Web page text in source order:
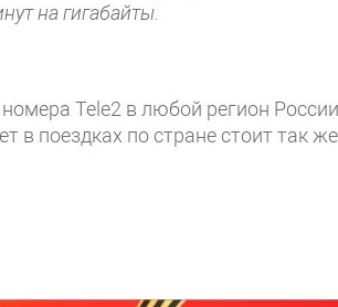
на гигабайты.
Tele2 в любой регион
в поездках по стране стоит так